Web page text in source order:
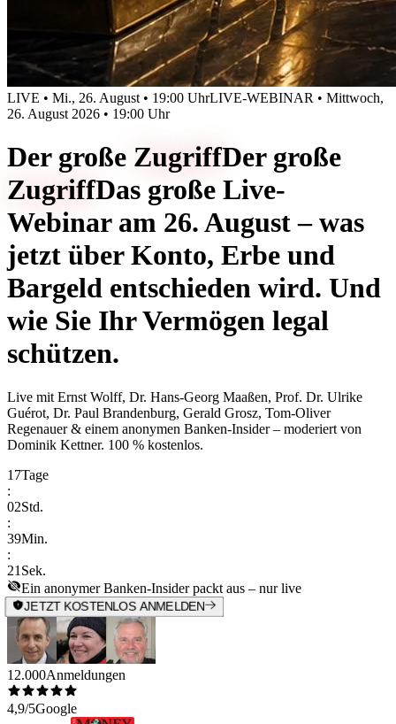
LIVE • Mi., 26. August • 19:00 UhrLIVE-WEBINAR • Mittwoch,
26. August 2026 • 19:00 Uhr
Der große ZugriffDer große
ZugriffDas große Live-
Webinar am 26. August – was
jetzt über Konto, Erbe und
Bargeld entschieden wird. Und
wie Sie Ihr Vermögen legal
schützen.
Live mit Ernst Wolff, Dr. Hans-Georg Maaßen, Prof. Dr. Ulrike
Guérot, Dr. Paul Brandenburg, Gerald Grosz, Tom-Oliver
Regenauer & einem anonymen Banken-Insider– moderiert von
Dominik Kettner. 100 % kostenlos.
17Tage
:
02Std.
:
39Min.
:
21 Sek.
Ein anonymer Banken-Insider packt aus – nur live
JETZT KOSTENLOS ANMELDEN
12.000Anmeldungen
4,9/5Google